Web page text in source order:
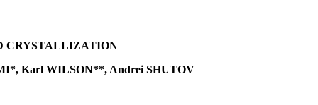
CRYSTALLIZATION
Karl WILSON**, Andrei SHUTOV